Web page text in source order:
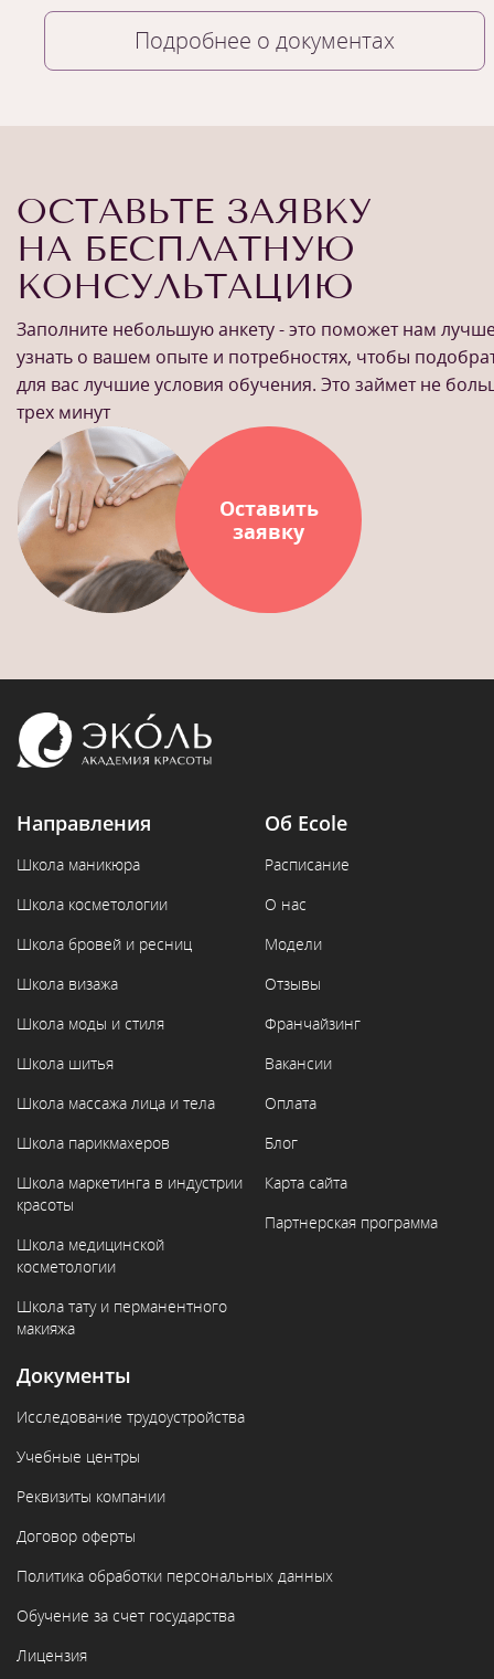
Подробнее о документах
ОСТАВЬТЕ ЗАЯВКУ
НА БЕСПЛАТНУЮ
КОНСУЛЬТАЦИЮ
Заполните небольшую анкету - это поможет нам
узнать о вашем опыте и потребностях, чтобы
для вас лучшие условия обучения. Это займет не
трех минут
Оставить
заявку
Направления
Школа маникюра
Школа косметологии
Школа бровей и ресниц
Школа визажа
Школа моды и стиля
Школа шитья
Школа массажа лица и тела
Школа парикмахеров
Школа маркетинга в индустрии
красоты
Школа медицинской
косметологии
Школа тату и перманентного
макияжа
Об Ecole
Расписание
О нас
Модели
Отзывы
Франчайзинг
Вакансии
Оплата
Блог
Карта сайта
Партнерская программа
Документы
Исследование трудоустройства
Учебные центры
Реквизиты компании
Договор оферты
Политика обработки персональных данных
Обучение за счет государства
Лицензия